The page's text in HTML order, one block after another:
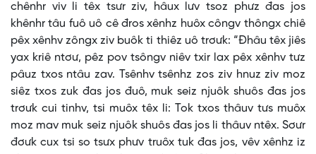
chênhr viv li têx tsưr ziv, hâux lưv tsoz phưz đas jos
khênhr tâu fuô uô cê đros xênhz huôx côngv thôngx chiê
pêx xênhv zôngx ziv buôk ti thiêz uô trơưk: “Đhâu têx jiês
yax kriê ntơư, pêz pov tsôngv niêv txir lax pêx xênhv tưz
pâuz txos ntâu zav. Tsênhv tsênhz zos ziv hnuz ziv moz
siêz txos zuk đas jos đuô, muk seiz njuôk shuôs đas jos
trơưk cui tinhv, tsi muôx têx li: Tok txos thâuv tưs muôx
moz mav muk seiz njuôk shuôs đas jos li thâuv ntêx. Sơưr
đơưk cux tsi so tsưx phưv truôx tuk đas jos, vêv xênhz iz